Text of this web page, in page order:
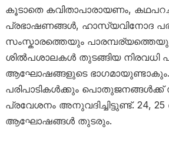
കൂടാതെ കവിതാപാരായണം,
പ്രഭാഷണങ്ങൾ, ഹാസ്യവിനോദ
സംസ്കാരത്തെയും
ശിൽപശാലകൾ തുടങ്ങിയ നിരവധി
ആഘോഷങ്ങളുടെ
പരിപാടികൾക്കും
പ്രവേശനം അനുവദിച്ചിട്ടുണ്ട്. 24,
ആഘോഷങ്ങൾ തുടരും.